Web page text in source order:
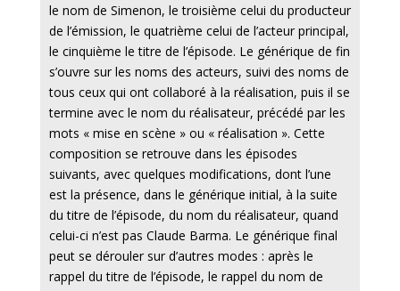
le nom de Simenon, le troisième celui du producteur
de l’émission, le quatrième celui de l’acteur principal,
le cinquième le titre de l’épisode. Le générique de fin
s’ouvre sur les noms des acteurs, suivi des noms de
tous ceux qui ont collaboré à la réalisation, puis il se
termine avec le nom du réalisateur, précédé par les
mots « mise en scène » ou « réalisation ». Cette
composition se retrouve dans les épisodes
suivants, avec quelques modifications, dont l’une
est la présence, dans le générique initial, à la suite
du titre de l’épisode, du nom du réalisateur, quand
celui-ci n’est pas Claude Barma. Le générique final
peut se dérouler sur d’autres modes : après le
rappel du titre de l’épisode, le rappel du nom de